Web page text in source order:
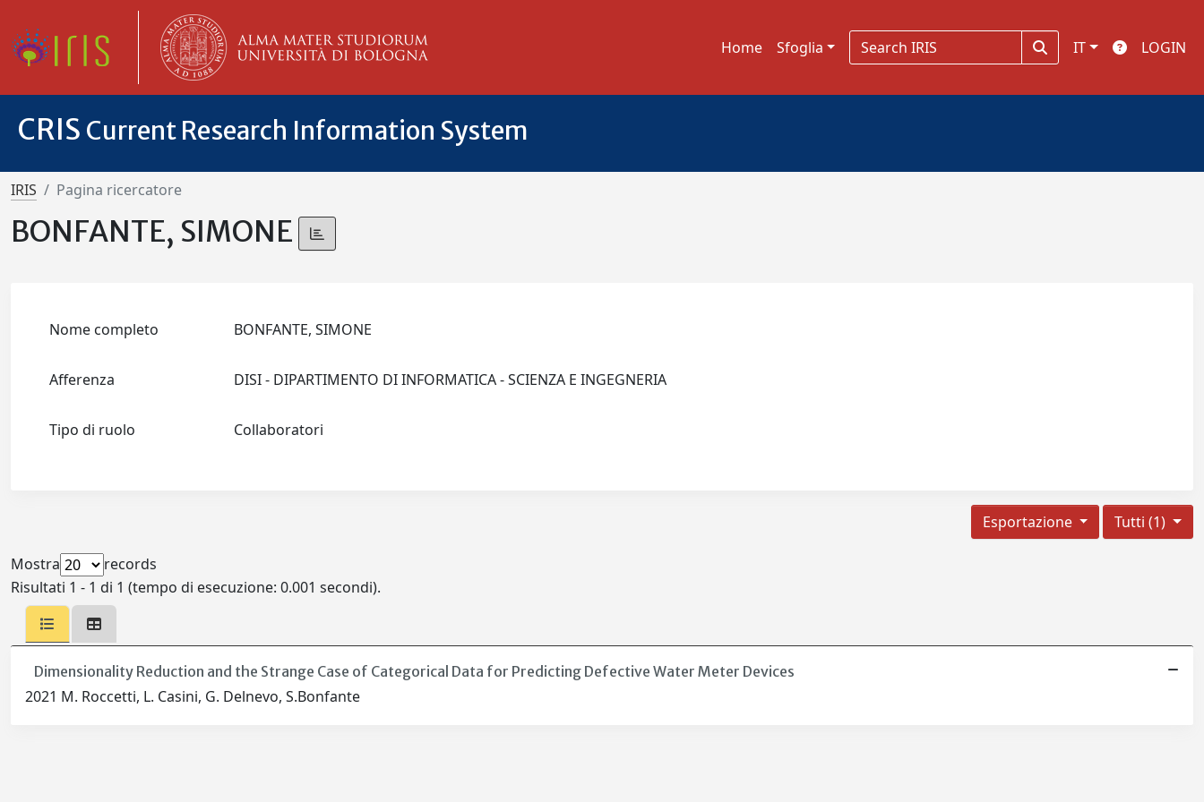
Home Sfoglia IT LOGIN
CRIS Current Research Information System
IRIS Pagina ricercatore
BONFANTE, SIMONE
Nome completo BONFANTE, SIMONE
Afferenza DISI - DIPARTIMENTO DI INFORMATICA - SCIENZA E INGEGNERIA
Tipo di ruolo Collaboratori
Tutti (1)
Esportazione
Mostra
records
Risultati 1 - 1 di 1 (tempo di esecuzione: 0.001 secondi).
Dimensionality Reduction and the Strange Case of Categorical Data for Predicting Defective Water Meter Devices
2021 M. Roccetti, L. Casini, G. Delnevo, S.Bonfante